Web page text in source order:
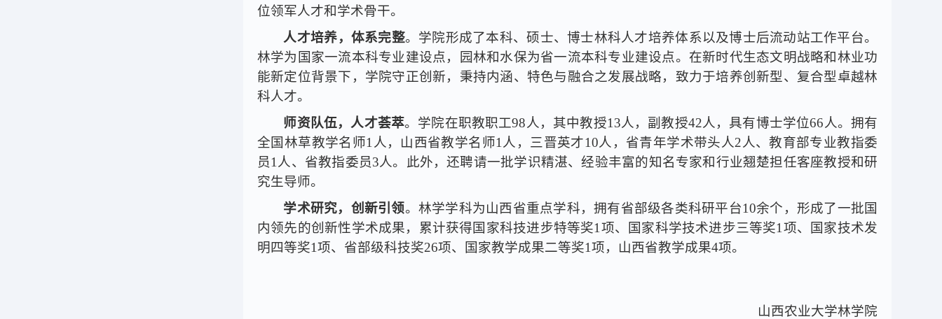
位领军人才和学术骨干。
人才培养，体系完整。学院形成了本科、硕士、博士林科人才培养体系以及博士后流动站工作平台。
林学为国家一流本科专业建设点，园林和水保为省一流本科专业建设点。在新时代生态文明战略和林业功
能新定位背景下，学院守正创新，秉持内涵、特色与融合之发展战略，致力于培养创新型、复合型卓越林
科人才。
师资队伍，人才荟萃。学院在职教职工98人，其中教授13人，副教授42人，具有博士学位66人。拥有
全国林草教学名师1人，山西省教学名师1人，三晋英才10人，省青年学术带头人2人、教育部专业教指委
员1人、省教指委员3人。此外，还聘请一批学识精湛、经验丰富的知名专家和行业翘楚担任客座教授和研
究生导师。
学术研究，创新引领。林学学科为山西省重点学科，拥有省部级各类科研平台10余个，形成了一批国
内领先的创新性学术成果，累计获得国家科技进步特等奖1项、国家科学技术进步三等奖1项、国家技术发
明四等奖1项、省部级科技奖26项、国家教学成果二等奖1项，山西省教学成果4项。
山西农业大学林学院